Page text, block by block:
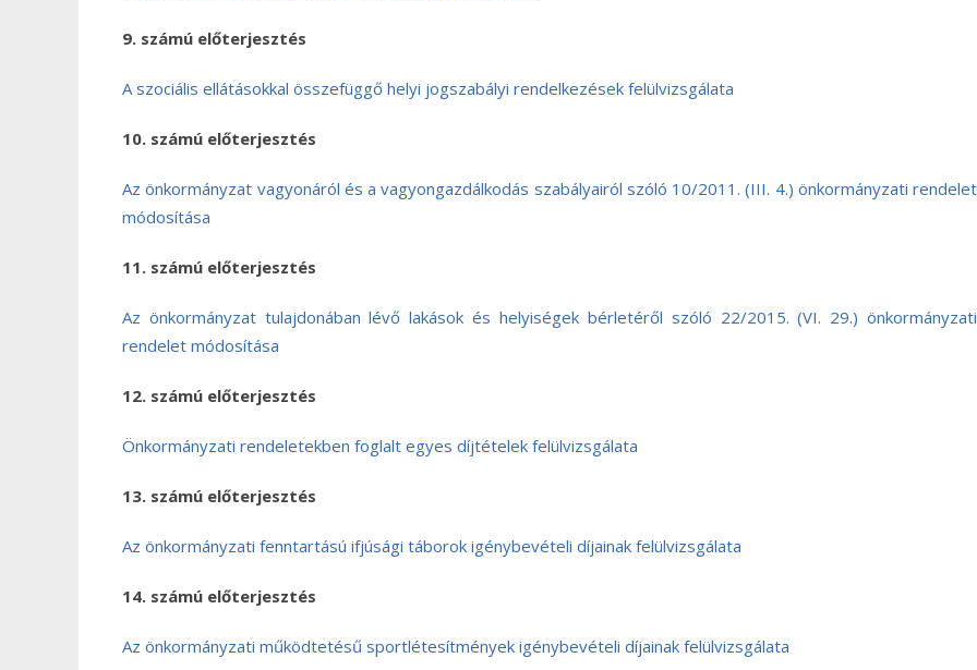
9. számú előterjesztés
A szociális ellátásokkal összefüggő helyi jogszabályi rendelkezések felülvizsgálata
10. számú előterjesztés
Az önkormányzat vagyonáról és a vagyongazdálkodás szabályairól szóló 10/2011. (III. 4.) önkormányzati rendelet
módosítása
11. számú előterjesztés
Az önkormányzat tulajdonában lévő lakások és helyiségek bérletéről szóló 22/2015. (VI. 29.) önkormányzati
rendelet módosítása
12. számú előterjesztés
Önkormányzati rendeletekben foglalt egyes díjtételek felülvizsgálata
13. számú előterjesztés
Az önkormányzati fenntartású ifjúsági táborok igénybevételi díjainak felülvizsgálata
14. számú előterjesztés
Az önkormányzati működtetésű sportlétesítmények igénybevételi díjainak felülvizsgálata